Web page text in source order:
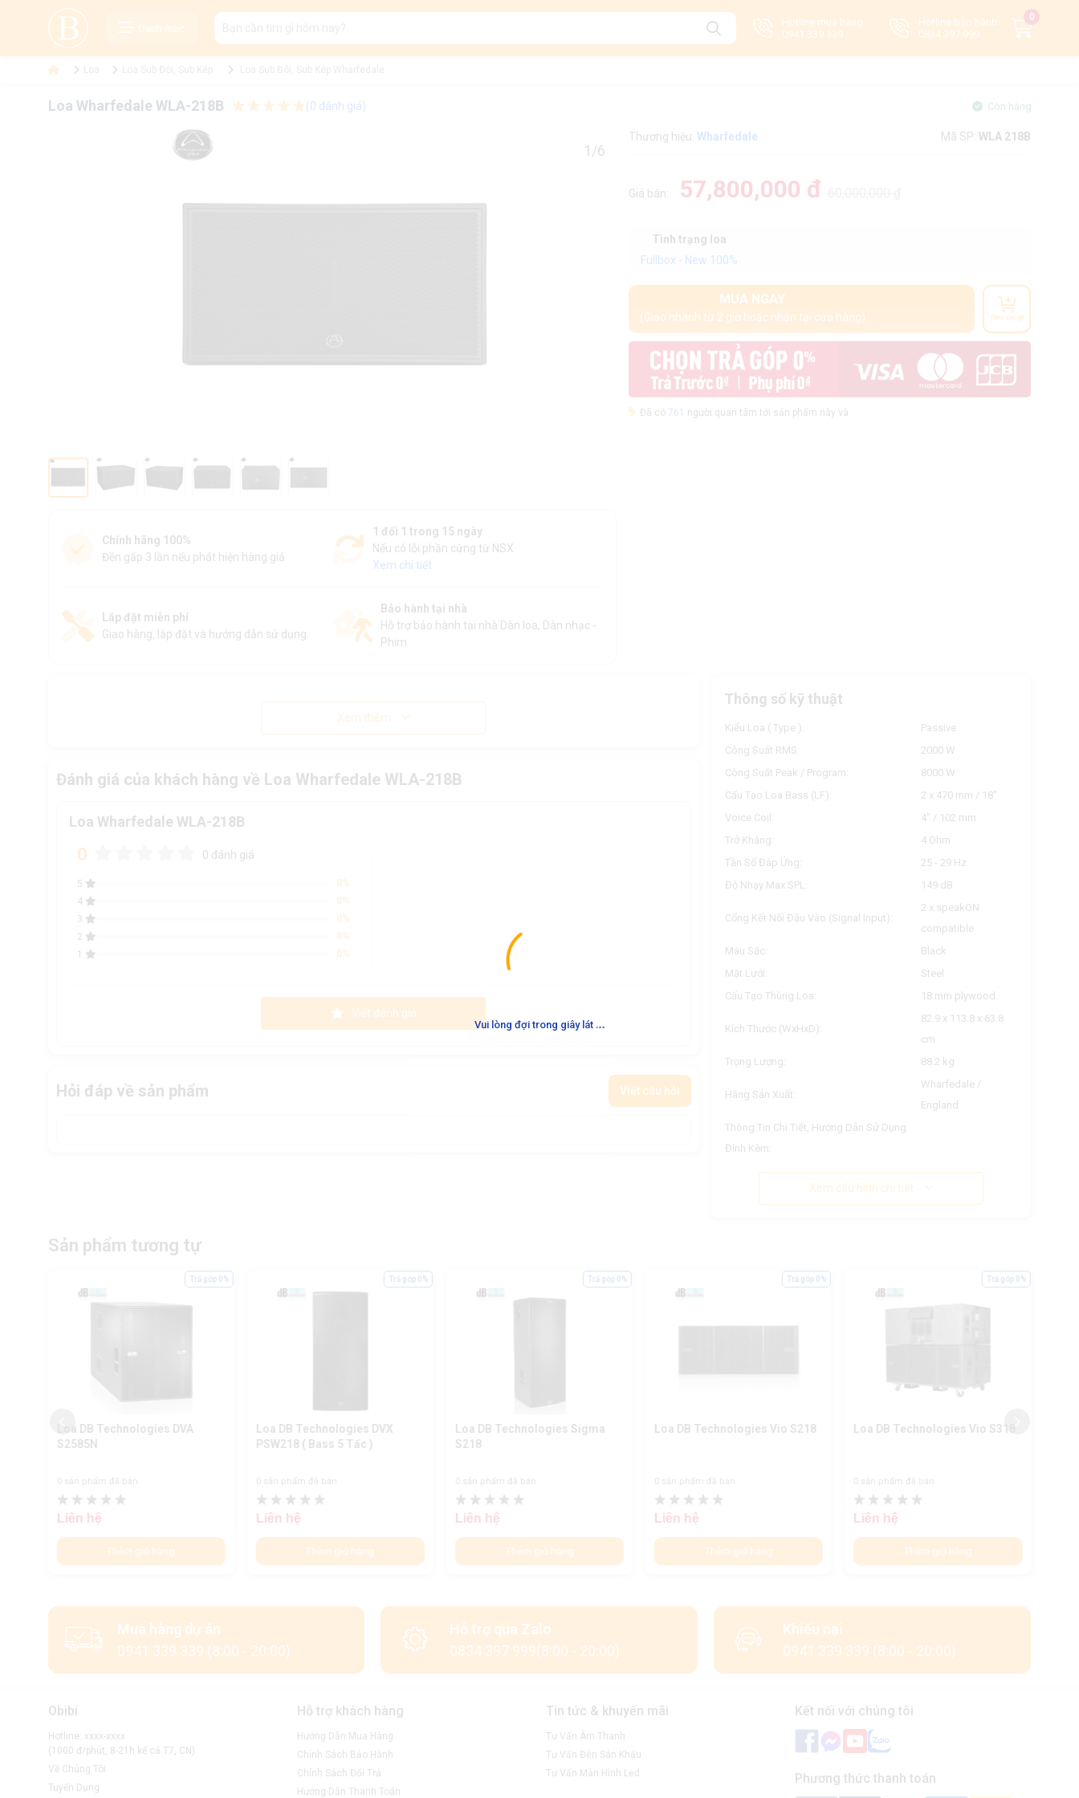
Vui lòng đợi trong giây lát ...
Danh mục
Hotline mua hàng:
0941 339 339
Hotline bảo hành:
0834 397 999
0
Loa Wharfedale WLA-218B (0 đánh giá) Còn hàng
1/6
Chính hãng 100%
Đền gấp 3 lần nếu phát hiện hàng giả
1 đổi 1 trong 15 ngày
Nếu có lỗi phần cứng từ NSX
Xem chi tiết
Lắp đặt miễn phí
Giao hàng, lắp đặt và hướng dẫn sử dụng.
Bảo hành tại nhà
Hỗ trợ bảo hành tại nhà Dàn loa, Dàn nhạc -
Phim
Thương hiệu: Wharfedale Mã SP:WLA 218B
Giá bán: 57,800,000 đ
Tình trạng loa
Fullbox - New 100%
MUA NGAY
(Giao nhanh từ 2 giờ hoặc nhận tại cửa hàng) Thêm vào giỏ
Đã có 761 người quan tâm tới sản phẩm này và
Xem thêm
Đánh giá của khách hàng về Loa Wharfedale WLA-218B
Loa Wharfedale WLA-218B
0 0 đánh giá
5
0%
4
0%
3
0%
2
0%
1
0%
Viết đánh giá
Hỏi đáp về sản phẩm Viết câu hỏi
Thông số kỹ thuật
Kiểu Loa ( Type ):
Passive
Công Suất RMS:
2000 W
Công Suất Peak / Program:
8000 W
Cấu Tạo Loa Bass (LF):
2 x 470 mm / 18"
Voice Coil:
4" / 102 mm
Trở Kháng:
4 Ohm
Tần Số Đáp Ứng:
25 - 29 Hz
Độ Nhạy Max SPL:
149 dB
Cổng Kết Nối Đầu Vào (Signal Input):
2 x speakON
compatible
Màu Sắc:
Black
Mặt Lưới:
Steel
Cấu Tạo Thùng Loa:
18 mm plywood
Kích Thước (WxHxD):
82.9 x 113.8 x 63.8
cm
Trọng Lượng:
88.2 kg
Hãng Sản Xuất:
Wharfedale /
England
Thông Tin Chi Tiết, Hướng Dẫn Sử Dụng
Đính Kèm:
Xem cấu hình chi tiết
Sản phẩm tương tự
Loa DB Technologies DVA
S2585N
0 sản phẩm đã bán
Liên hệ
Thêm giỏ hàng
Trả góp 0%
Loa DB Technologies DVX
PSW218 ( Bass 5 Tấc )
0 sản phẩm đã bán
Liên hệ
Thêm giỏ hàng
Trả góp 0%
Loa DB Technologies Sigma
S218
0 sản phẩm đã bán
Liên hệ
Thêm giỏ hàng
Trả góp 0%
Loa DB Technologies Vio S218
0 sản phẩm đã bán
Liên hệ
Thêm giỏ hàng
Trả góp 0%
Loa DB Technologies Vio S318
0 sản phẩm đã bán
Liên hệ
Thêm giỏ hàng
Trả góp 0%
Mua hàng dự án
0941 339 339 (8:00 - 20:00)
Hỗ trợ qua Zalo
0834 397 999(8:00 - 20:00)
Khiếu nại
0941 339 339 (8:00 - 20:00)
Obibi
Hotline: xxxx-xxxx
(1000 đ/phút, 8-21h kể cả T7, CN)
Về Chúng Tôi
Tuyển Dụng
Hỗ trợ khách hàng
Hướng Dẫn Mua Hàng
Chính Sách Bảo Hành
Chính Sách Đổi Trả
Hướng Dẫn Thanh Toán
Tin tức & khuyến mãi
Tư Vấn Âm Thanh
Tư Vấn Đèn Sân Khấu
Tư Vấn Màn Hình Led
Kết nối với chúng tôi
Phương thức thanh toán